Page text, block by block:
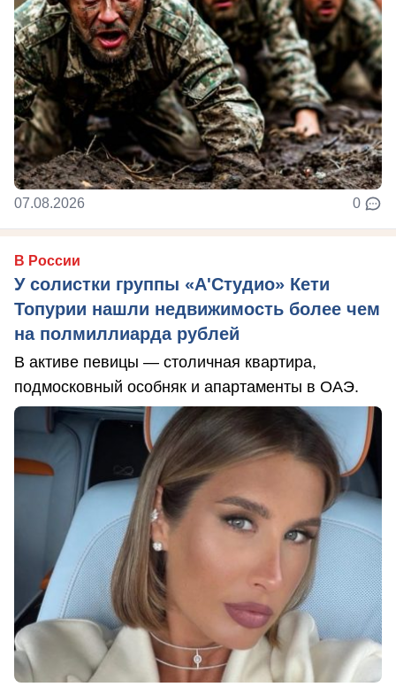
07.08.2026 0
В России
У солистки группы «А'Студио» Кети
Топурии нашли недвижимость более чем
на полмиллиарда рублей
В активе певицы — столичная квартира,
подмосковный особняк и апартаменты в ОАЭ.